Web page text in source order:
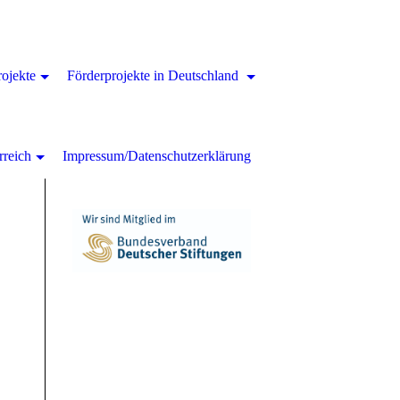
Förderprojekte in Deutschland
Impressum/Datenschutzerklärung